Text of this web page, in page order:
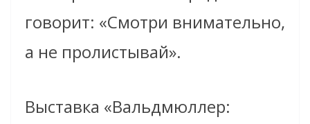
говорит: «Смотри внимательно,
а не пролистывай».
Выставка «Вальдмюллер: